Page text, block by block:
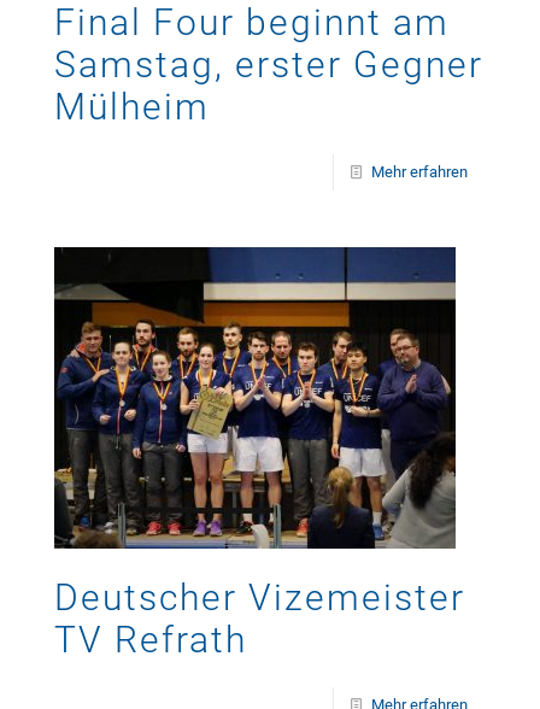
Final Four beginnt am
Samstag, erster Gegner
Mülheim
Mehr erfahren
Deutscher Vizemeister
TV Refrath
Mehr erfahren